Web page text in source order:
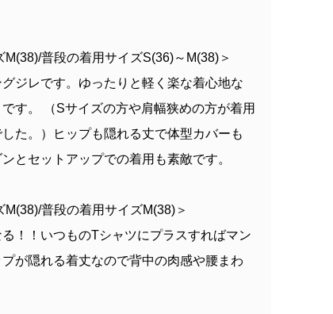
普段の着用サイズS(36)～M(38)＞
ジレです。ゆったりと軽く楽な着心地な
す。 （Sサイズの方や肩幅狭めの方が着用
た。）ヒップも隠れる丈で体型カバーも
とセットアップでの着用も素敵です。
普段の着用サイズM(38)＞
！！いつものTシャツにプラスすればマン
が隠れる着丈なので背中の肉感や腰まわ